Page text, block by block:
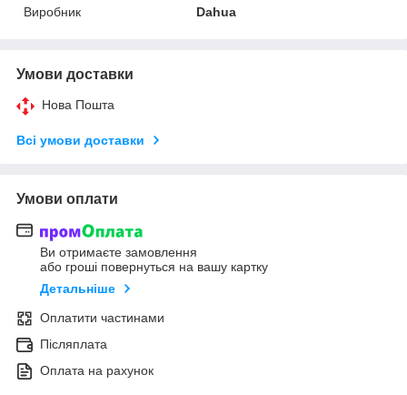
Виробник
Dahua
Умови доставки
Нова Пошта
Всі умови доставки
Умови оплати
Ви отримаєте замовлення
або гроші повернуться на вашу картку
Детальніше
Оплатити частинами
Післяплата
Оплата на рахунок